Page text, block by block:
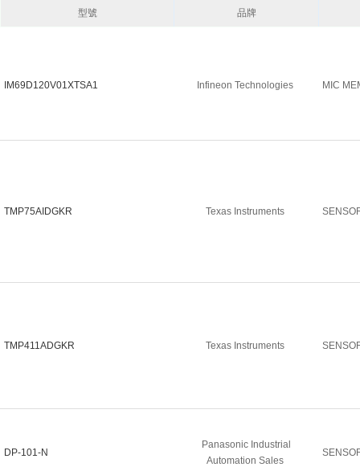
型號 品牌
IM69D120V01XTSA1 Infineon Technologies MIC
TMP75AIDGKR Texas Instruments
TMP411ADGKR Texas Instruments
DP-101-N
Panasonic Industrial
Automation Sales